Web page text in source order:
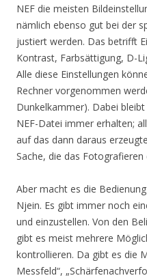
NEF die meisten
nämlich ebenso gut bei der
justiert werden. Das betrifft
Kontrast, Farbsättigung, D-
Alle diese Einstellungen
Rechner vorgenommen
Dunkelkammer). Dabei
NEF-Datei immer erhalten;
auf das dann daraus
Sache, die das
Aber macht es die
Njein. Es gibt immer noch
und einzustellen. Von den
gibt es meist mehrere
kontrollieren. Da gibt es die
Messfeld“,